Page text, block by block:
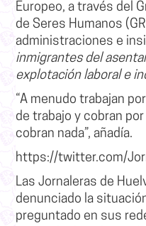
Europeo, a través del
de Seres Humanos
administraciones e
inmigrantes del
explotación laboral e
“A menudo trabajan
de trabajo y cobran
cobran nada”, añadía.
https://twitter.com/
Las Jornaleras de
denunciado la
preguntado en sus